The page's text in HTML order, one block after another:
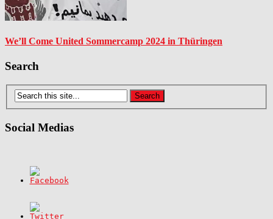
We’ll Come United Sommercamp 2024 in Thüringen
Search
Social Medias